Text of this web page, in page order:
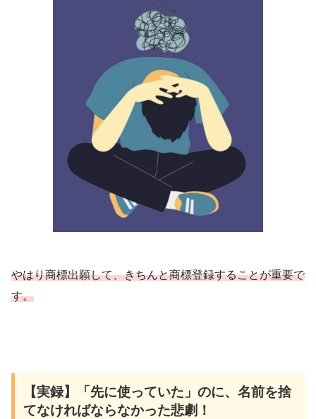
やはり商標出願して、きちんと商標登録することが重要で
す。
【実録】「先に使っていた」のに、名前を捨
てなければならなかった悲劇！